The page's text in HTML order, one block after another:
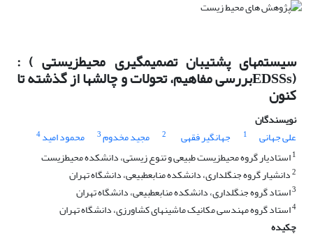
سیستمهای پشتیبان تصمیمگیری محیطزیستی ) :
(EDSSsبررسی مفاهیم، تحولات و چالشها از گذشته تا
کنون
نویسندگان
علی جهانی
1 جهانگیر فقهی 2 مجید مخدوم3 محمود امید4
1استادیار گروه محیطزیست طبیعی و تنوع زیستی، دانشکده محیطزیست
2دانشیار گروه جنگلداری، دانشکده منابعطبیعی، دانشگاه تهران
3استاد گروه جنگلداری، دانشکده منابعطبیعی، دانشگاه تهران
4استاد گروه مهندسی مکانیک ماشینهای کشاورزی، دانشگاه تهران
چکیده